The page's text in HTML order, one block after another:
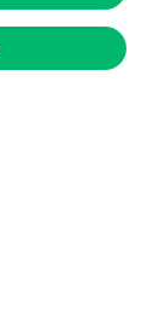
áreas de
No daremos
modificación
diferencias
diferentes